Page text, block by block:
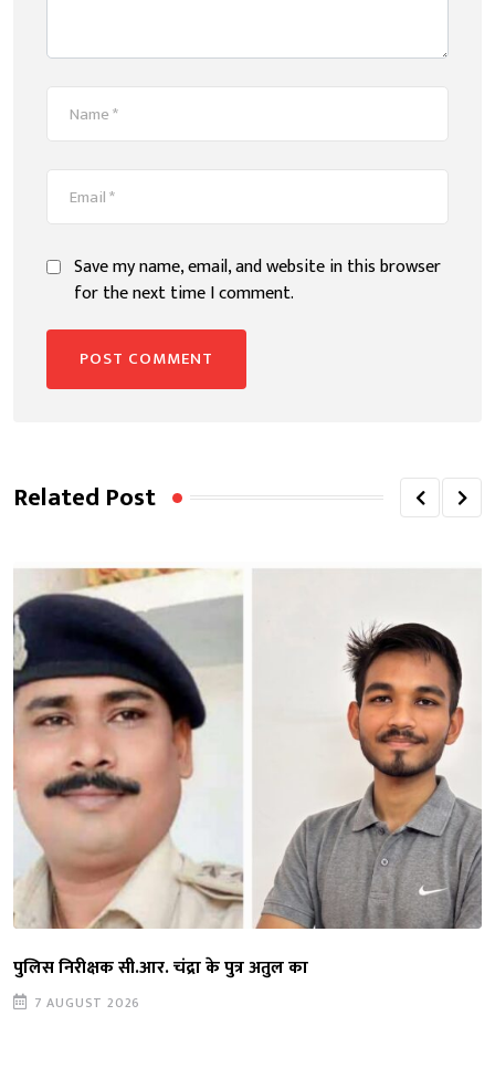
Save my name, email, and website in this browser
for the next time I comment.
Related Post
पुलिस निरीक्षक सी.आर. चंद्रा के पुत्र अतुल का
7 AUGUST 2026